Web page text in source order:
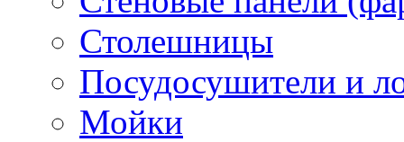
Столешницы
Посудосушители и
Мойки